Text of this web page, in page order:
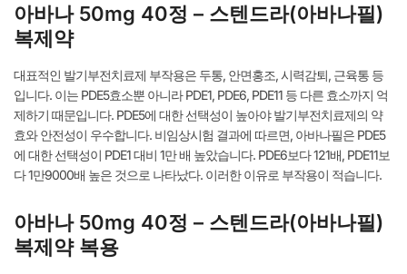
아바나 50mg 40정 – 스텐드라(아바나필)
복제약
대표적인 발기부전치료제 부작용은 두통, 안면홍조, 시력감퇴, 근육통 등
입니다. 이는 PDE5효소뿐 아니라 PDE1, PDE6, PDE11 등 다른 효소까지 억
제하기 때문입니다. PDE5에 대한 선택성이 높아야 발기부전치료제의 약
효와 안전성이 우수합니다. 비임상시험 결과에 따르면, 아바나필은 PDE5
에 대한 선택성이 PDE1 대비 1만 배 높았습니다. PDE6보다 121배, PDE11보
다 1만9000배 높은 것으로 나타났다. 이러한 이유로 부작용이 적습니다.
아바나 50mg 40정 – 스텐드라(아바나필)
복제약 복용